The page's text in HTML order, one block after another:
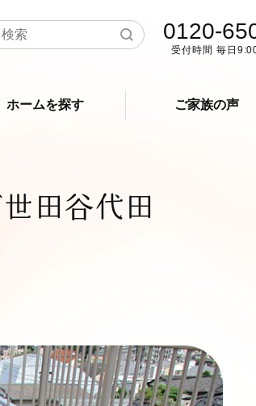
0120-
受付時間 毎日
ホームを探す ご家族の声
田谷代田